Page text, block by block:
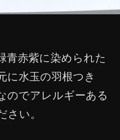
青赤紫に染められた
に水玉の羽根つき
のでアレルギーある
さい。